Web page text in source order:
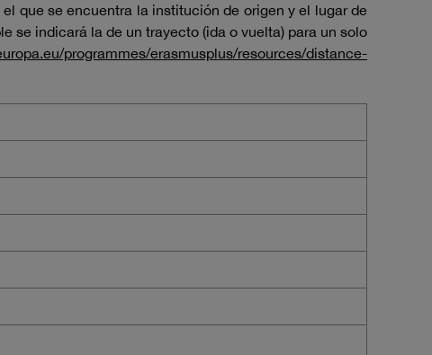
que se encuentra la institución de origen y el lugar de
se indicará la de un trayecto (ida o vuelta) para un solo
programmes/erasmusplus/resources/distance-